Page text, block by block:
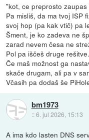
"kot, ce preprosto zaupas
Pa misliš, da ma tvoj ISP
svoj hop (pa kak vtič) pa
Šment, je ko zadeva ne
zarad nevem česa ne
Pol pa iščeš druge
Če maš možnost ga
skače drugam, ali pa v
Včasih pa dodaš še
bm1973
::6. jul 2026, 15:13
A ima kdo lasten DNS